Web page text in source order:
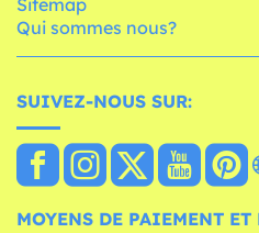
Sitemap
Qui sommes nous?
SUIVEZ-NOUS SUR:
MOYENS DE PAIEMENT